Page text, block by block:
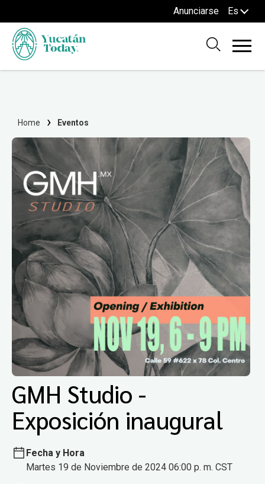
Anunciarse Es
Home Eventos
GMH Studio -
Exposición inaugural
Fecha y Hora
Martes 19 de Noviembre de 2024 06:00 p. m. CST